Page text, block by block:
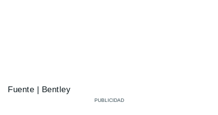
Fuente | Bentley